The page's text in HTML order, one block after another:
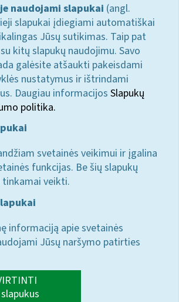
naudojami slapukai (angl.
slapukai įdiegiami automatiškai
Jūsų sutikimas. Taip pat
kitų slapukų naudojimu. Savo
galėsite atšaukti pakeisdami
nustatymus ir ištrindami
Daugiau informacijos Slapukų
politika.
svetainės veikimui ir įgalina
funkcijas. Be šių slapukų
veikti.
informaciją apie svetainės
Jūsų naršymo patirties